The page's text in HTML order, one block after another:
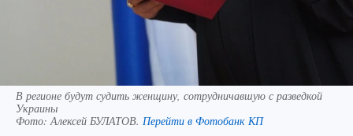
В регионе будут судить женщину, сотрудничавшую с разведкой
Украины
Фото:Алексей БУЛАТОВ. Перейти в Фотобанк КП